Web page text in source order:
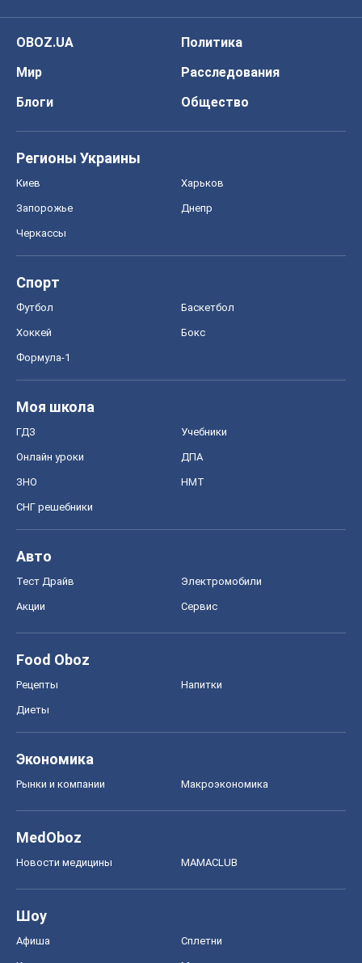
OBOZ.UA
Политика
Мир
Расследования
Блоги
Общество
Регионы Украины
Киев Харьков
Запорожье Днепр
Черкассы
Спорт
Футбол Баскетбол
Хоккей Бокс
Формула-1
Моя школа
ГДЗ Учебники
Онлайн уроки ДПА
ЗНО НМТ
СНГ решебники
Авто
Тест Драйв Электромобили
Акции Сервис
Food Oboz
Рецепты Напитки
Диеты
Экономика
Рынки и компании Mакроэкономика
MedOboz
Новости медицины MAMACLUB
Шоу
Афиша Сплетни